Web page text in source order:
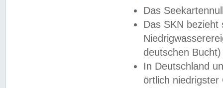
Das
Das SKN
deutschen
In Deutschland
örtlich